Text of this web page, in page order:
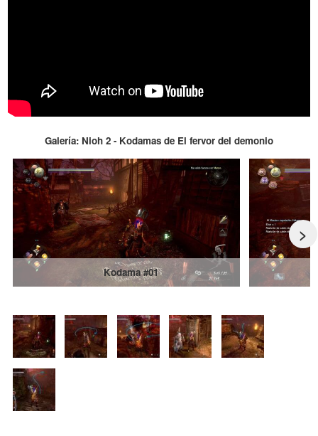
Galería: Nioh 2 - Kodamas de El fervor del demonio
>
Kodama #01